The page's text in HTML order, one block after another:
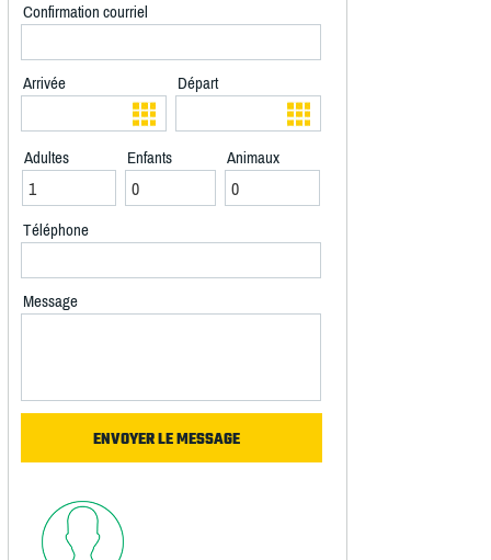
Confirmation courriel
Arrivée Départ
Adultes Enfants Animaux
Téléphone
Message